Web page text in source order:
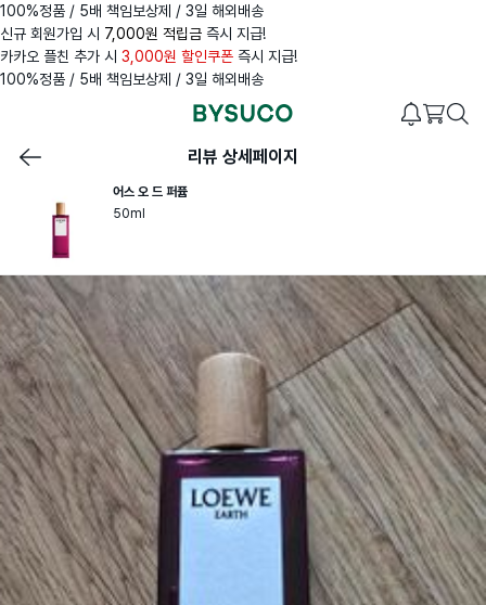
100%정품 / 5배 책임보상제 / 3일 해외배송
신규 회원가입 시 7,000원 적립금 즉시 지급!
카카오 플친 추가 시 3,000원 할인쿠폰 즉시 지급!
100%정품 / 5배 책임보상제 / 3일 해외배송
리뷰 상세페이지
어스 오 드 퍼퓸
50ml